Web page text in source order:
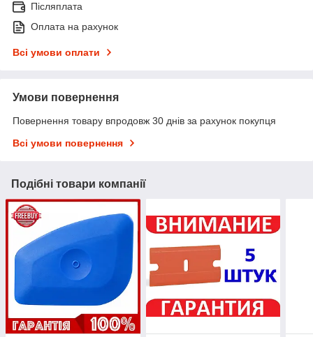
Післяплата
Оплата на рахунок
Всі умови оплати
Умови повернення
Повернення товару впродовж 30 днів за рахунок покупця
Всі умови повернення
Подібні товари компанії